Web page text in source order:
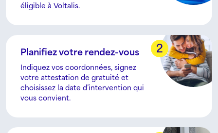
éligible à Voltalis.
2
Planifiez votre rendez-vous
Indiquez vos coordonnées, signez
votre attestation de gratuité et
choisissez la date d’intervention qui
vous convient.